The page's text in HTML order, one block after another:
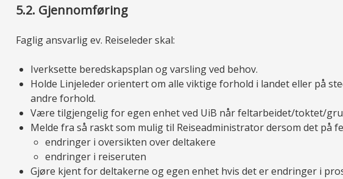
5.2. Gjennomføring
Faglig ansvarlig ev. Reiseleder skal:
Iverksette beredskapsplan og varsling ved behov.
Holde Linjeleder orientert om alle viktige forhold i landet eller på
andre forhold.
Være tilgjengelig for egen enhet ved UiB når feltarbeidet/toktet/
Melde fra så raskt som mulig til Reiseadministrator dersom det på
endringer i oversikten over deltakere
endringer i reiseruten
Gjøre kjent for deltakerne og egen enhet hvis det er endringer i